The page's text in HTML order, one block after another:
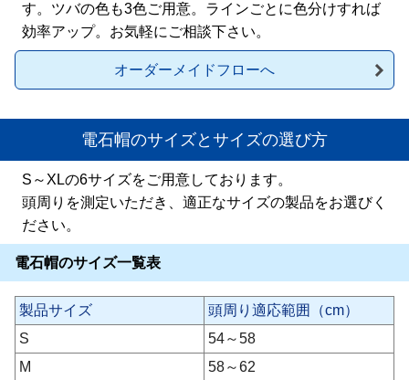
す。ツバの色も3色ご用意。ラインごとに色分けすれば
効率アップ。お気軽にご相談下さい。
オーダーメイドフローへ
電石帽のサイズとサイズの選び方
S～XLの6サイズをご用意しております。
頭周りを測定いただき、適正なサイズの製品をお選びく
ださい。
電石帽のサイズ一覧表
製品サイズ
頭周り適応範囲（cm）
S
54～58
M
58～62